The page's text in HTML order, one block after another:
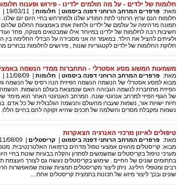
חלומות של ילדים - על מה חולמים ילדינו - פירוש ופענוח
מאת: פרפרים המרחב הרוחני דפנה ביסמוט חלומות 19/03/11
חלומות הנם ערוץ הרוחני לתת המודע שלנו ולמתרחש בחיי היום יום
תמונה מדהימה על עולמם של ילדינו ולחוות אותו באמצעות החלום שלהם
חשיבות רבה לחלומות של ילדינו במיוחד אילו שמבטאים מצוקה, פחד
ולעיתים להציל את הילד. במאמר זה אני מסבירה על הבדלי החלימה בין
חלוקת החלומות של ילדים לקטגוריות שונות , פירושים לחלומות נבחרים
משמעות המשוג מסע אסטרלי - התחברות ממדי הנשמה
מאת: פרפרים המרחב הרוחני דפנה ביסמוט חלומות 11/08/09
מבוא למסע אסטרלי של הנשמה הנשמה הפיזית הנה רסיס של הנשמה
הפיזית מתחברת לנשמה הגבוהה האם שנמצאת בעולם הנשמות. הנשמה
של הגוף הפיזי למרחב אנרגטי שונה. המרחב האנרגטי האחר הוא מימד
חיות ישויות אור, נשמות שעברו מהעולם והנשמה הגלבולית של כל
נשמות ומקבלת מסרים והשלמה של תכנים שהיא זקוקה להם בחיים הללו.
טיפולים לאיזון מרכזי האנרגיה הצאקרות
מאת: פרפרים המרחב הרוחני דפנה ביסמוט קריסטלים 11/08/09
מבוא: קריסטלים מהווים אמצעי טפול מדהים ברפואה האלטרנטיבית.
מערכי טיפול בקריסטלים שמשמשים לפתרון והקלה בבעיות שונות בחיי
בתחומים שונים של החיים . שימוש בקריסטלים נעשה גם לצורך העצמת
רבים ומטפלי הילינג. ניתן ליצור מקריסטלים תמציות שונות
שונים ובכך ליצור מיזוג של תכונות בתמצית קריסטלים אחת....